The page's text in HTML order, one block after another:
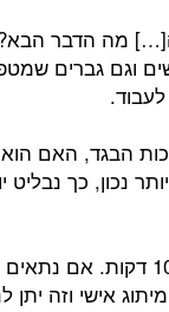
מה הדבר
וגם גברים
הבגד, האם
נכון, כך
"האיפור בבוקר לא צריך לקחת
אישי וזה יתן